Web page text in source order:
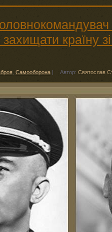
захищати країну
Самооборона | Автор: Святослав